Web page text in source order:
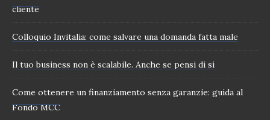
cliente
Colloquio Invitalia: come salvare una domanda fatta male
Il tuo business non è scalabile. Anche se pensi di si
Come ottenere un finanziamento senza garanzie: guida al
Fondo MCC